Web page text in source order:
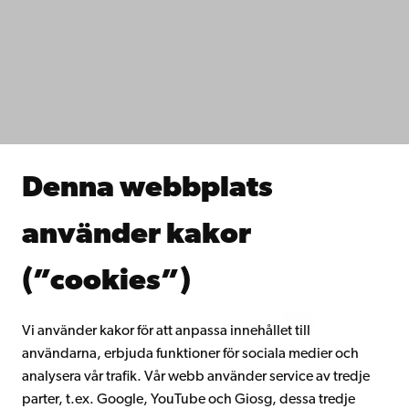
Denna webbplats
använder kakor
(”cookies”)
Vi använder kakor för att anpassa innehållet till
användarna, erbjuda funktioner för sociala medier och
analysera vår trafik. Vår webb använder service av tredje
parter, t.ex. Google, YouTube och Giosg, dessa tredje
Samarbeta med oss
Kontinuerligt lärande
Gå med i Åbo Akademis alumnnätverk
Intranätet
Facebook InstagramYouTube LinkedIn Blog Snapchat